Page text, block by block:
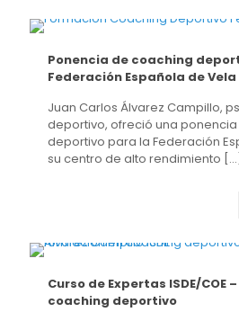
Ponencia de coaching
Federación Española de Vela
Juan Carlos Álvarez Campillo,
deportivo, ofreció una
deportivo para la Federación
su centro de alto rendimiento […]
Curso de Expertas ISDE/COE
coaching deportivo